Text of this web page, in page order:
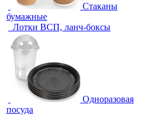
Стаканы
бумажные
Лотки ВСП, ланч-боксы
Одноразовая
посуда